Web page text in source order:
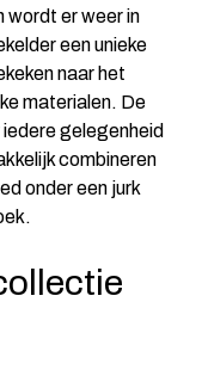
wordt er weer in
een unieke
naar het
materialen. De
gelegenheid
combineren
onder een jurk